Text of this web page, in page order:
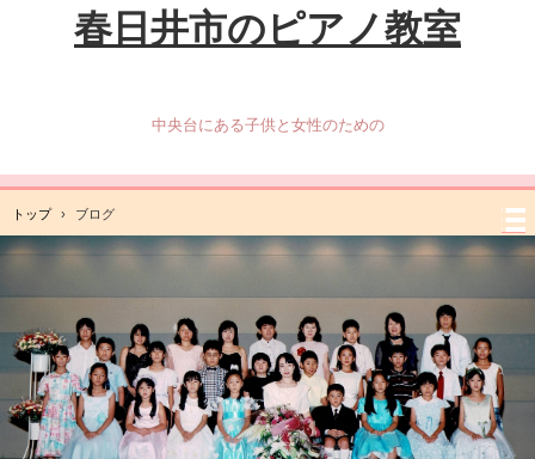
春日井市のピアノ教室
中央台にある子供と女性のための
トップ › ブログ